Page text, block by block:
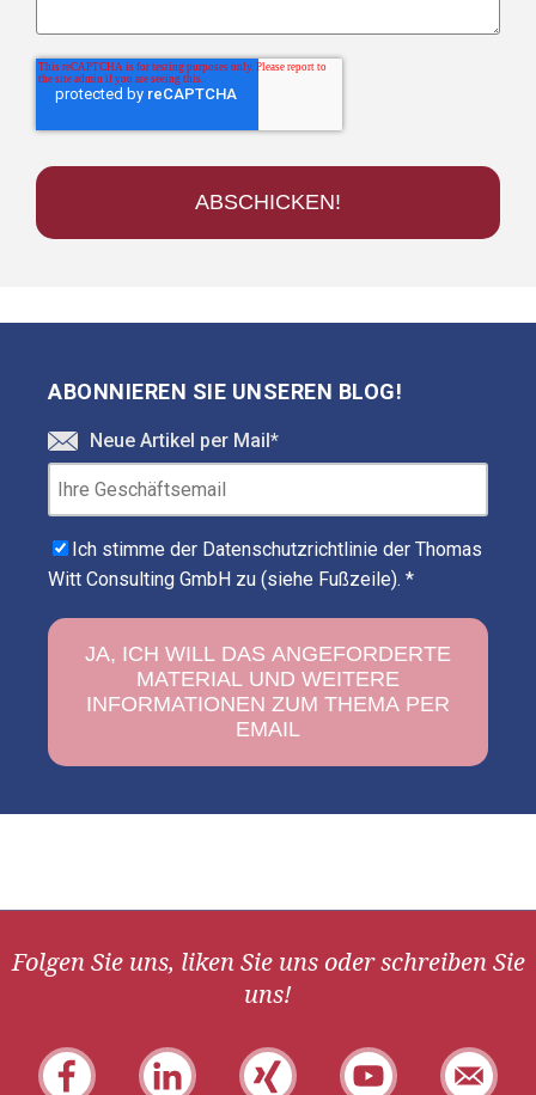
ABONNIEREN SIE UNSEREN BLOG!
Neue Artikel per Mail *
Ich stimme der Datenschutzrichtlinie der Thomas
Witt Consulting GmbH zu (siehe Fußzeile). *
Folgen Sie uns, liken Sie uns oder schreiben Sie
uns!